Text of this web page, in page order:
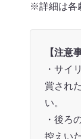
※詳細は各
【注意
・サイ
賞され
い。
・後ろ
控えい